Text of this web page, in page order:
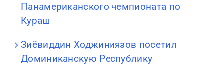
Панамериканского чемпионата по
Кураш
Зиёвиддин Ходжиниязов посетил
Доминиканскую Республику